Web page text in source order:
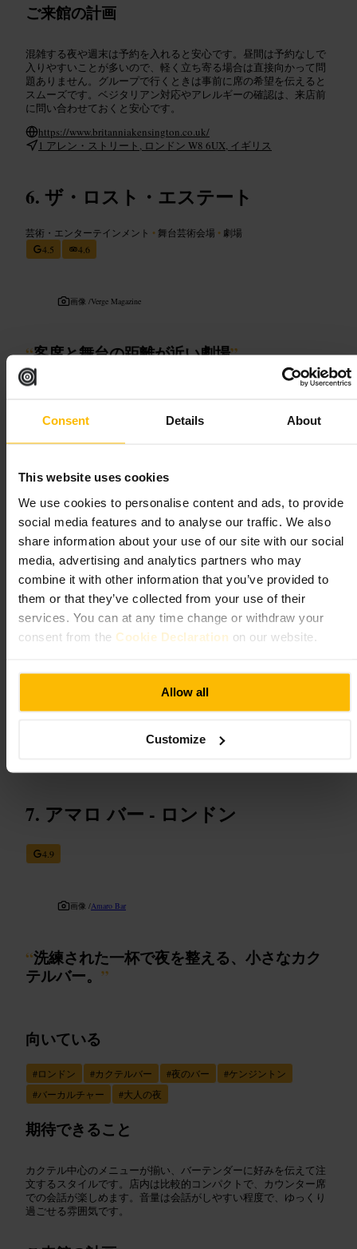
Consent Details About
This website uses cookies
We use cookies to personalise content and ads, to provide
social media features and to analyse our traffic. We also
share information about your use of our site with our social
media, advertising and analytics partners who may
combine it with other information that you’ve provided to
them or that they’ve collected from your use of their
services. You can at any time change or withdraw your
consent from the Cookie Declaration on our website.
Allow all
Customize
ご来館の計画
混雑する夜や週末は予約を入れると安心です。昼間は予約なしで
入りやすいことが多いので、軽く立ち寄る場合は直接向かって問
題ありません。グループで行くときは事前に席の希望を伝えると
スムーズです。ベジタリアン対応やアレルギーの確認は、来店前
に問い合わせておくと安心です。
https://www.britanniakensington.co.uk/
1 アレン・ストリート, ロンドン W8 6UX, イギリス
ザ・ロスト・エステート
芸術・エンターテインメント • 舞台芸術会場 • 劇場
4.5
4.6
画像 /Verge Magazine
“客席と舞台の距離が近い劇場”
向いている
#
ナイトライフ インディー音楽
期待できること
ステージは小規模で、アコースティックやバンドライブ、実験的
な演劇、朗読などが見られます。音響がしっかりしており、近い
位置で演者の表情や声を感じられます。座席数は限られるため、
立ち見が出ることがあります。雰囲気はカジュアルで落ち着いて
います。
ご来館の計画
公演の内容を事前に確認し、席の確保を検討してください。到着
は余裕を持って、入場列や手荷物の置き場に対応できるようにす
ると安心です。服装はカジュアルで問題ありません。公演前に近
アマロ バー - ロンドン
4.9
画像 /Amaro Bar
“洗練された一杯で夜を整える、小さなカク
テルバー。 ”
向いている
#ロンドン #カクテルバー #夜のバー #ケンジントン
#バーカルチャー #大人の夜
期待できること
カクテル中心のメニューが揃い、バーテンダーに好みを伝えて注
文するスタイルです。店内は比較的コンパクトで、カウンター席
での会話が楽しめます。音量は会話がしやすい程度で、ゆっくり
過ごせる雰囲気です。